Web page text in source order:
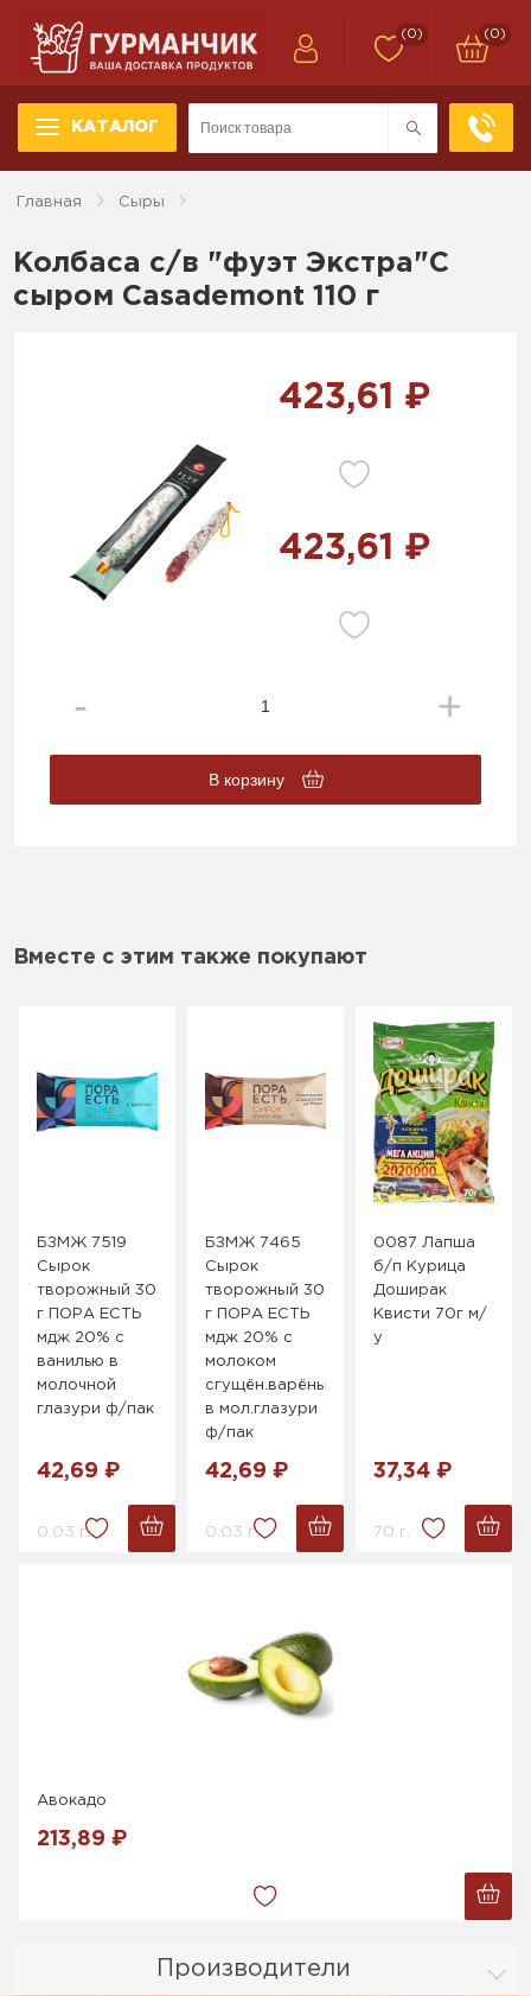
КАТАЛОГ
(0) (0)
Главная Сыры
Производители
Колбаса с/в "фуэт Экстра"С
сыром Casademont 110 г
423,61 ₽
423,61 ₽
В корзину
Вместе с этим также покупают
БЗМЖ 7519
Сырок
творожный 30
г ПОРА ЕСТЬ
мдж 20% с
ванилью в
молочной
глазури ф/пак
42,69 ₽
0.03 г.
БЗМЖ 7465
Сырок
творожный 30
г ПОРА ЕСТЬ
мдж 20% с
молоком
сгущён.варёным
в мол.глазури
ф/пак
42,69 ₽
0.03 г.
0087 Лапша
б/п Курица
Доширак
Квисти 70г м/
у
37,34 ₽
70 г.
Авокадо
213,89 ₽